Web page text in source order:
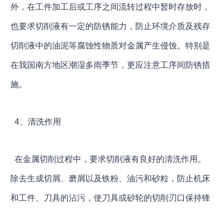
外，在工件加工后或工序之间流转过程中暂时存放时，
也要求切削液有一定的防锈能力，防止环境介质及残存
切削液中的油泥等腐蚀性物质对金属产生侵蚀。特别是
在我国南方地区潮湿多雨季节，更应注意工序间防锈措
施。
4、清洗作用
在金属切削过程中，要求切削液有良好的清洗作用。
除去生成切屑、磨屑以及铁粉、油污和砂粒，防止机床
和工件、刀具的沾污，使刀具或砂轮的切削刃口保持锋